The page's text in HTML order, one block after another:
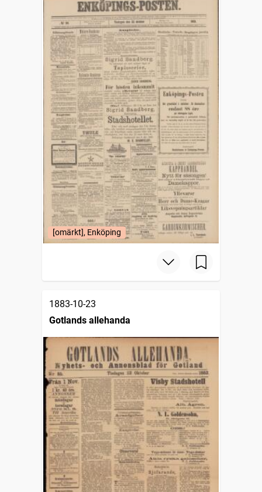
[omärkt], Enköping
1883-10-23
Gotlands allehanda